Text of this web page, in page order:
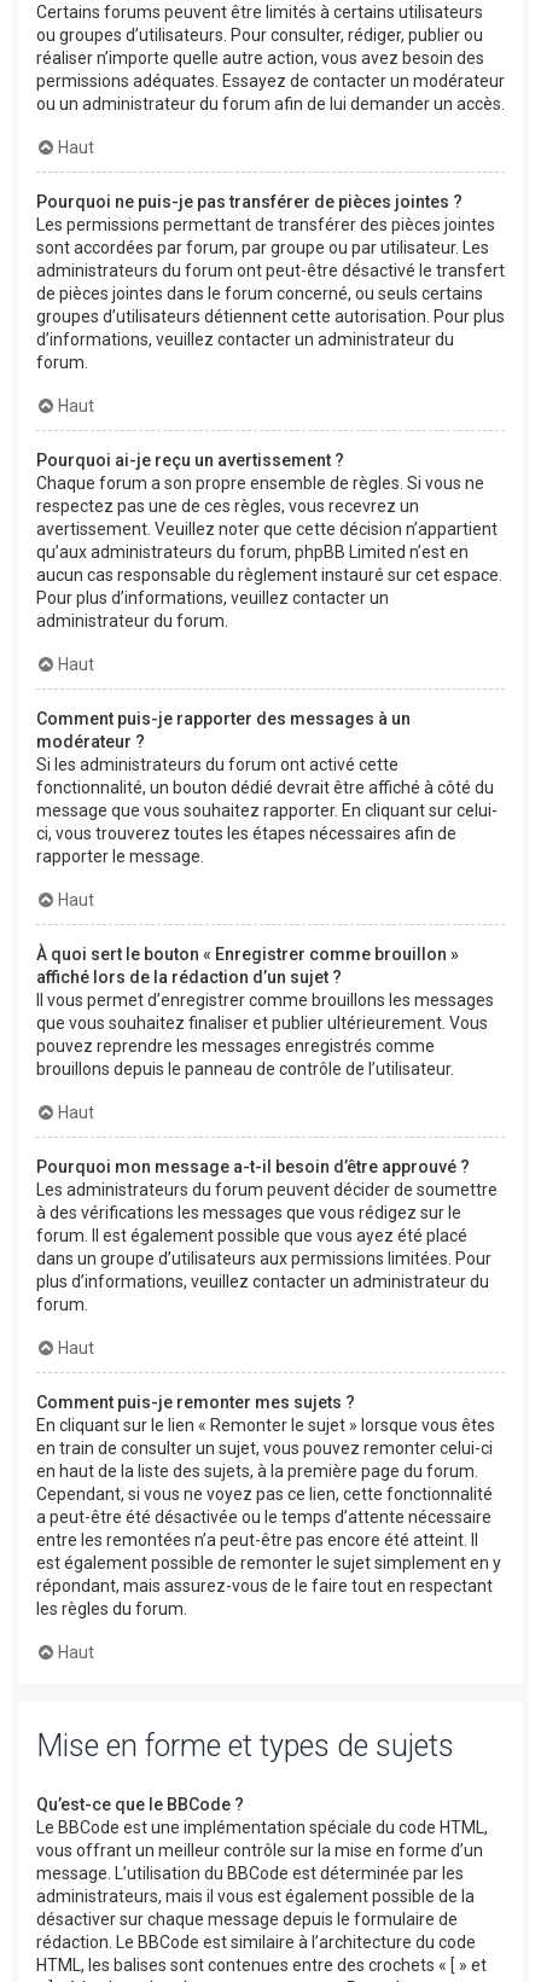
Certains forums peuvent être limités à certains utilisateurs
ou groupes d’utilisateurs. Pour consulter, rédiger, publier ou
réaliser n’importe quelle autre action, vous avez besoin des
permissions adéquates. Essayez de contacter un modérateur
ou un administrateur du forum afin de lui demander un accès.
Haut
Pourquoi ne puis-je pas transférer de pièces jointes ?
Les permissions permettant de transférer des pièces jointes
sont accordées par forum, par groupe ou par utilisateur. Les
administrateurs du forum ont peut-être désactivé le transfert
de pièces jointes dans le forum concerné, ou seuls certains
groupes d’utilisateurs détiennent cette autorisation. Pour plus
d’informations, veuillez contacter un administrateur du
forum.
Haut
Pourquoi ai-je reçu un avertissement ?
Chaque forum a son propre ensemble de règles. Si vous ne
respectez pas une de ces règles, vous recevrez un
avertissement. Veuillez noter que cette décision n’appartient
qu’aux administrateurs du forum, phpBB Limited n’est en
aucun cas responsable du règlement instauré sur cet espace.
Pour plus d’informations, veuillez contacter un
administrateur du forum.
Haut
Comment puis-je rapporter des messages à un
modérateur ?
Si les administrateurs du forum ont activé cette
fonctionnalité, un bouton dédié devrait être affiché à côté du
message que vous souhaitez rapporter. En cliquant sur celui-
ci, vous trouverez toutes les étapes nécessaires afin de
rapporter le message.
Haut
À quoi sert le bouton « Enregistrer comme brouillon »
affiché lors de la rédaction d’un sujet ?
Il vous permet d’enregistrer comme brouillons les messages
que vous souhaitez finaliser et publier ultérieurement. Vous
pouvez reprendre les messages enregistrés comme
brouillons depuis le panneau de contrôle de l’utilisateur.
Haut
Pourquoi mon message a-t-il besoin d’être approuvé ?
Les administrateurs du forum peuvent décider de soumettre
à des vérifications les messages que vous rédigez sur le
forum. Il est également possible que vous ayez été placé
dans un groupe d’utilisateurs aux permissions limitées. Pour
plus d’informations, veuillez contacter un administrateur du
forum.
Haut
Comment puis-je remonter mes sujets ?
En cliquant sur le lien « Remonter le sujet » lorsque vous êtes
en train de consulter un sujet, vous pouvez remonter celui-ci
en haut de la liste des sujets, à la première page du forum.
Cependant, si vous ne voyez pas ce lien, cette fonctionnalité
a peut-être été désactivée ou le temps d’attente nécessaire
entre les remontées n’a peut-être pas encore été atteint. Il
est également possible de remonter le sujet simplement en y
répondant, mais assurez-vous de le faire tout en respectant
les règles du forum.
Haut
Mise en forme et types de sujets
Qu’est-ce que le BBCode ?
Le BBCode est une implémentation spéciale du code HTML,
vous offrant un meilleur contrôle sur la mise en forme d’un
message. L’utilisation du BBCode est déterminée par les
administrateurs, mais il vous est également possible de la
désactiver sur chaque message depuis le formulaire de
rédaction. Le BBCode est similaire à l’architecture du code
HTML, les balises sont contenues entre des crochets « [ » et